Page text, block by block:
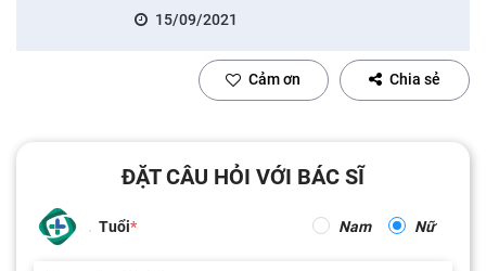
15/09/2021
Cảm ơn Chia sẻ
ĐẶT CÂU HỎI VỚI BÁC SĨ
Tuổi Nam Nữ